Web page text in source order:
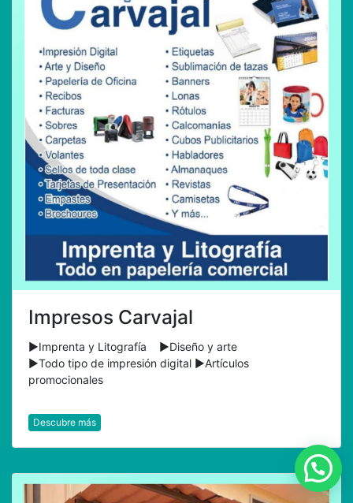
Impresos Carvajal
►Imprenta y Litografía ►Diseño y arte
►Todo tipo de impresión digital ►Artículos
promocionales
Descubre más